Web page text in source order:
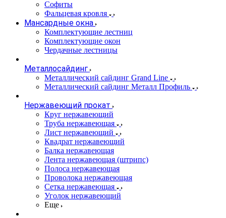
Софиты
Фальцевая кровля
Мансардные окна
Комплектующие лестниц
Комплектующие окон
Чердачные лестницы
Металлосайдинг
Металлический сайдинг Grand Line
Металлический сайдинг Металл Профиль
Нержавеющий прокат
Круг нержавеющий
Труба нержавеющая
Лист нержавеющий
Квадрат нержавеющий
Балка нержавеющая
Лента нержавеющая (штрипс)
Полоса нержавеющая
Проволока нержавеющая
Сетка нержавеющая
Уголок нержавеющий
Еще